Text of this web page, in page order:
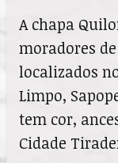
A chapa
moradores
localizados
Limpo,
tem cor,
Cidade